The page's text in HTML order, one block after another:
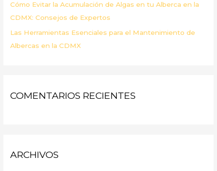
Cómo Evitar la Acumulación de Algas en tu Alberca en la
CDMX: Consejos de Expertos
Las Herramientas Esenciales para el Mantenimiento de
Albercas en la CDMX
COMENTARIOS RECIENTES
ARCHIVOS